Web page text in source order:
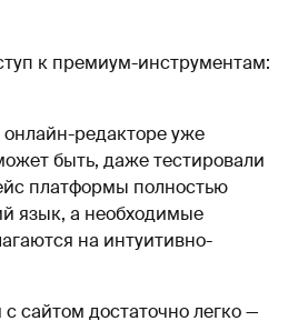
к премиум-инструментам:
редакторе уже
быть, даже тестировали
платформы полностью
язык, а необходимые
на интуитивно-
сайтом достаточно легко —